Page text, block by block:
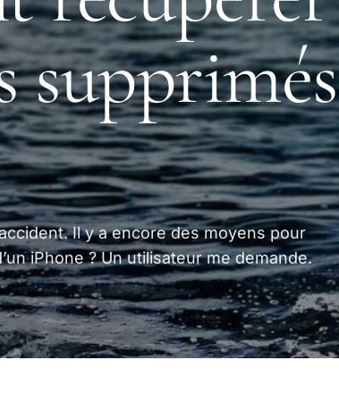
supprimés
Il y a encore des moyens pour
iPhone ? Un utilisateur me demande.